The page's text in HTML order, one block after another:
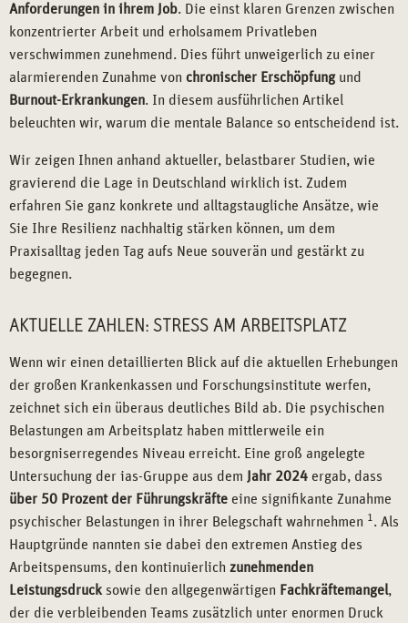
Anforderungen in ihrem Job. Die einst klaren Grenzen zwischen
konzentrierter Arbeit und erholsamem Privatleben
verschwimmen zunehmend. Dies führt unweigerlich zu einer
alarmierenden Zunahme von chronischer Erschöpfungund
Burnout-Erkrankungen. In diesem ausführlichen Artikel
beleuchten wir, warum die mentale Balance so entscheidend ist.
Wir zeigen Ihnen anhand aktueller, belastbarer Studien, wie
gravierend die Lage in Deutschland wirklich ist. Zudem
erfahren Sie ganz konkrete und alltagstaugliche Ansätze, wie
Sie Ihre Resilienz nachhaltig stärken können, um dem
Praxisalltag jeden Tag aufs Neue souverän und gestärkt zu
begegnen.
AKTUELLE ZAHLEN: STRESS AM ARBEITSPLATZ
Wenn wir einen detaillierten Blick auf die aktuellen Erhebungen
der großen Krankenkassen und Forschungsinstitute werfen,
zeichnet sich ein überaus deutliches Bild ab. Die psychischen
Belastungen am Arbeitsplatz haben mittlerweile ein
besorgniserregendes Niveau erreicht. Eine groß angelegte
Untersuchung der ias-Gruppe aus dem
Jahr 2024 ergab, dass
über 50 Prozent der Führungskräfte eine signifikante Zunahme
psychischer Belastungen in ihrer Belegschaft wahrnehmen 1 . Als
Hauptgründe nannten sie dabei den extremen Anstieg des
Arbeitspensums, den kontinuierlich zunehmenden
Leistungsdruck sowie den allgegenwärtigen Fachkräftemangel,
der die verbleibenden Teams zusätzlich unter enormen Druck